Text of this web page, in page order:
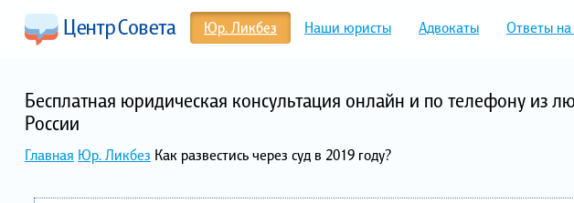
Юр. Ликбез Наши юристы Адвокаты Ответы
Бесплатная юридическая консультация онлайн и по телефону из
России
Главная Юр. Ликбез Как развестись через суд в 2019 году?